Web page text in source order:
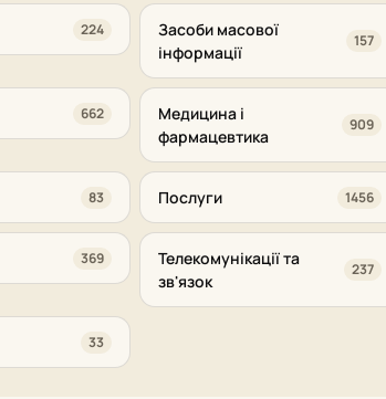
224
Засоби масової
інформації
157
662
Медицина і
фармацевтика
909
83 Послуги 1456
369
Телекомунікації та
зв'язок
237
33